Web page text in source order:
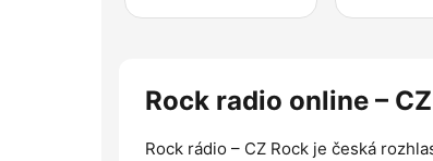
Rock radio online –
Rock rádio – CZ Rock je česká